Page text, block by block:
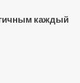
каждый